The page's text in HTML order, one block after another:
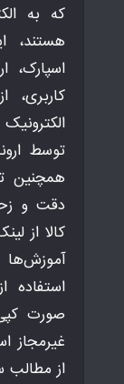
که به
هستند،
اسپارک،
کاربری،
توسط
همچنین
دقت و
کالا از
صورت
غیرمجاز
از مطالب